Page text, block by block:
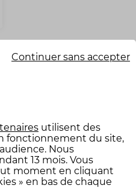
utilisent des
fonctionnement du site,
Nous
13 mois. Vous
moment en cliquant
» en bas de chaque
Continuer sans accepter